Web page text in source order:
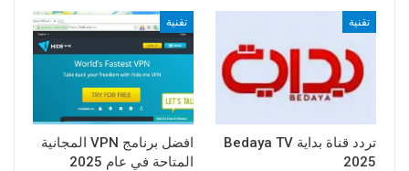
تقنية
تردد قناة بداية Bedaya TV
2025
تقنية
افضل برنامج VPN المجانية
المتاحة في عام 2025